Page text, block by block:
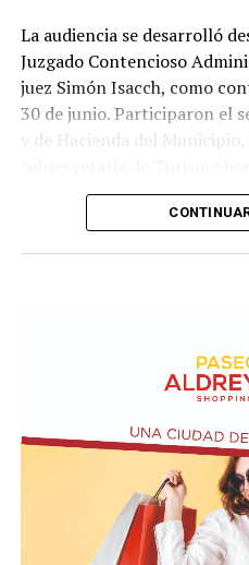
La audiencia se desarrolló
Juzgado Contencioso
juez Simón Isacch, como
30 de junio. Participaron el
y de Hacienda del
Martínez; el fiscal de
administrador general de
balnearios durante la
Paralelamente, pretenden
elaboración de un master
licitación del complejo.
Ante la falta de consenso,
convocar a una nueva
los plazos procesales, una
el trámite judicial mientras